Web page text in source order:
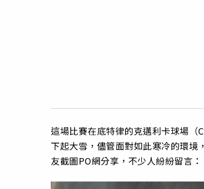
這場比賽在底特律的克邁利卡球場
下起大雪，儘管面對如此寒冷的環
友截圖PO網分享，不少人紛紛留言